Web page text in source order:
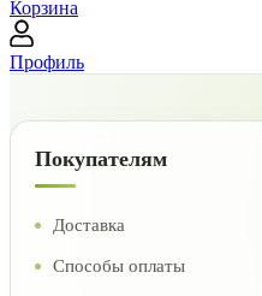
Корзина
Профиль
Покупателям
Доставка
Способы оплаты